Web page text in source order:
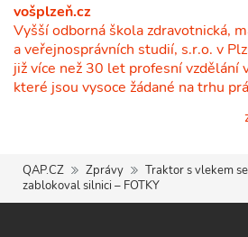
vošplzeň.cz
Vyšší odborná škola zdravotnická,
a veřejnosprávních studií, s.r.o. v
již více než 30 let profesní vzdělání
které jsou vysoce žádané na trhu
QAP.CZ Zprávy
Traktor s vlekem
zablokoval silnici – FOTKY